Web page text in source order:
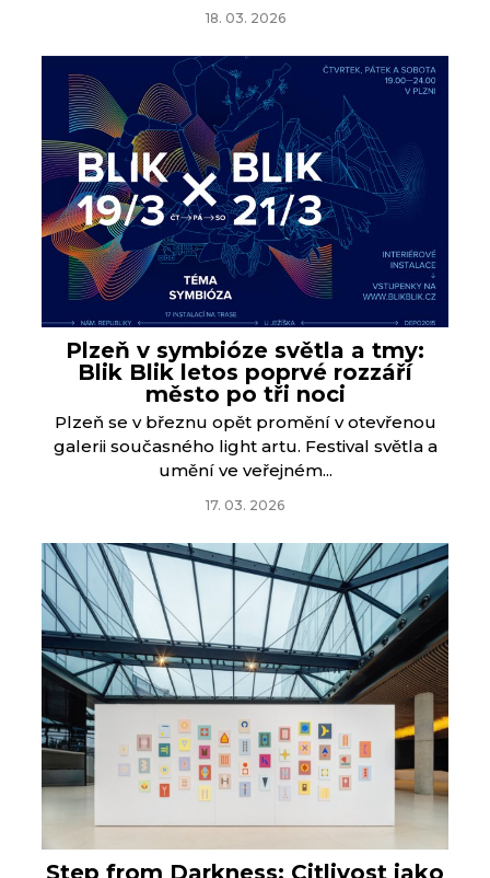
18. 03. 2026
Plzeň v symbióze světla a tmy:
Blik Blik letos poprvé rozzáří
město po tři noci
Plzeň se v březnu opět promění v otevřenou
galerii současného light artu. Festival světla a
umění ve veřejném...
17. 03. 2026
Step from Darkness: Citlivost jako